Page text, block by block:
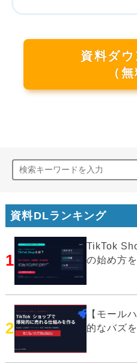
資料ダ
（
資料DLランキング
1
TikTok
の始め方
2
【モール
的なバズ